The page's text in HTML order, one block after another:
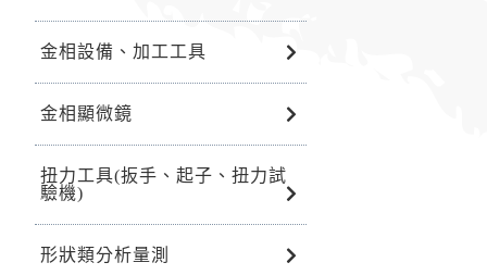
金相設備、加工工具
金相顯微鏡
扭力工具(扳手、起子、扭力試
驗機)
形狀類分析量測